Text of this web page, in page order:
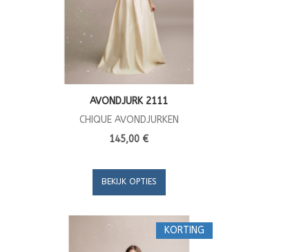
AVONDJURK 2111
CHIQUE AVONDJURKEN
145,00 €
BEKIJK OPTIES
KORTING